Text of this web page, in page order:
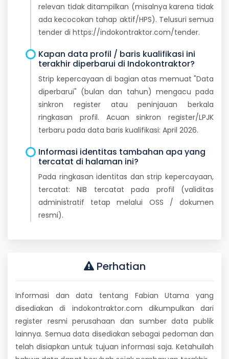
relevan tidak ditampilkan (misalnya karena tidak
ada kecocokan tahap aktif/HPS). Telusuri semua
tender di https://indokontraktor.com/tender.
Kapan data profil / baris kualifikasi ini
terakhir diperbarui di Indokontraktor?
Strip kepercayaan di bagian atas memuat "Data
diperbarui" (bulan dan tahun) mengacu pada
sinkron register atau peninjauan berkala
ringkasan profil. Acuan sinkron register/LPJK
terbaru pada data baris kualifikasi: April 2026.
Informasi identitas tambahan apa yang
tercatat di halaman ini?
Pada ringkasan identitas dan strip kepercayaan,
tercatat: NIB tercatat pada profil (validitas
administratif tetap melalui OSS / dokumen
resmi).
Perhatian
Informasi dan data tentang Fabian Utama yang
disediakan di indokontraktor.com dikumpulkan dari
register resmi perusahaan dan sumber data publik
lainnya. Semua data disediakan sebagai pedoman dan
telah disiapkan untuk tujuan informasi saja. Ketahuilah